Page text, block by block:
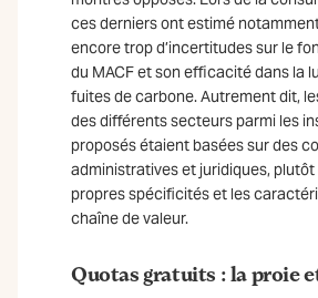
ces derniers ont estimé notamment
encore trop d’incertitudes sur le
du MACF et son efficacité dans la
fuites de carbone. Autrement dit,
des différents secteurs parmi les
proposés étaient basées sur des
administratives et juridiques, plutôt
propres spécificités et les
chaîne de valeur.
Quotas gratuits : la proie